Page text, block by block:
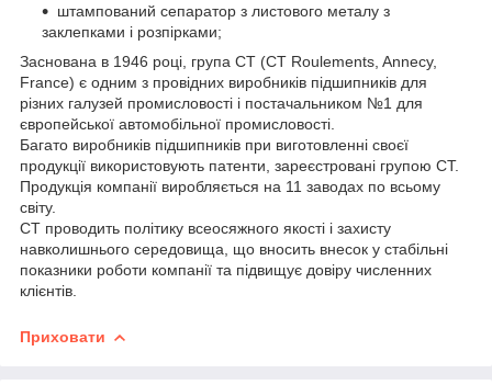
штампований сепаратор з листового металу з
заклепками і розпірками;
Заснована в 1946 році, група CT (CT Roulements, Annecy,
France) є одним з провідних виробників підшипників для
різних галузей промисловості і постачальником №1 для
європейської автомобільної промисловості.
Багато виробників підшипників при виготовленні своєї
продукції використовують патенти, зареєстровані групою CT.
Продукція компанії виробляється на 11 заводах по всьому
світу.
CT проводить політику всеосяжного якості і захисту
навколишнього середовища, що вносить внесок у стабільні
показники роботи компанії та підвищує довіру численних
клієнтів.
Приховати